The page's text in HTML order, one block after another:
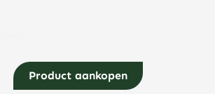
Product aankopen